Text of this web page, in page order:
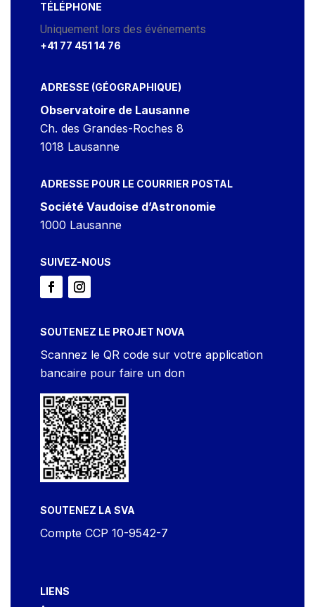
TÉLÉPHONE
Uniquement lors des événements
+41 77 451 14 76
ADRESSE (GÉOGRAPHIQUE)
Observatoire de Lausanne
Ch. des Grandes-Roches 8
1018 Lausanne
ADRESSE POUR LE COURRIER POSTAL
Société Vaudoise d’Astronomie
1000 Lausanne
SUIVEZ-NOUS
SOUTENEZ LE PROJET NOVA
Scannez le QR code sur votre application
bancaire pour faire un don
SOUTENEZ LA SVA
Compte CCP 10-9542-7
LIENS